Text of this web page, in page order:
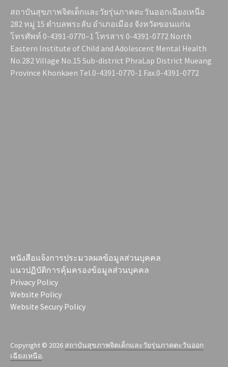
สถาบันสุขภาพจิตเด็กและวัยรุ่นภาคตะวันออกเฉียงเหนือ
282 หมู่ 15 ตำบลพระลับ อำเภอเมือง จังหวัดขอนแก่น
โทรศัพท์ 0-4391-0770–1 โทรสาร 0-4391-0772 North
Eastern Institute of Child and Adolescent Mental Health
No.282 Village No.15 Sub-district PhraLap District Mueang
Province Khonkaen Tel.0-4391-0770-1 Fax.0-4391-0772
หนังสือแจ้งการประมวลผลข้อมูลส่วนบุคคล
แนวปฏิบัติการคุ้มครองข้อมูลส่วนบุคคล
Privacy Policy
Website Policy
Website Secury Policy
Copyright © 2026 สถาบันสุขภาพจิตเด็กและวัยรุ่นภาคตะวันออก
เฉียงเหนือ.